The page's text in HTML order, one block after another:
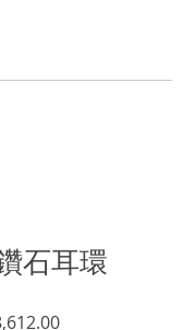
石耳環
促